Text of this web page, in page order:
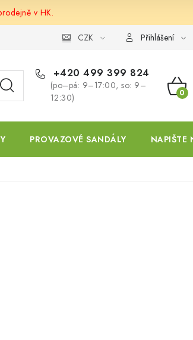
v HK.
CZK Přihlášení
+420 499 399 824
(po–pá: 9–17:00, so: 9–
12:30)
PROVAZOVÉ SANDÁLY NAPIŠTE